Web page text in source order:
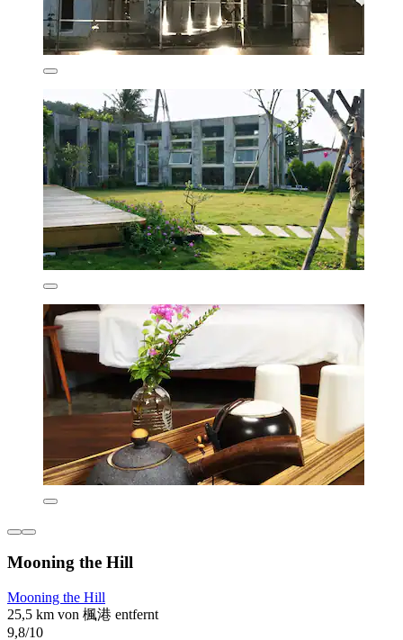
Mooning the Hill
Mooning the Hill
25,5 km von 楓港 entfernt
9,8/10